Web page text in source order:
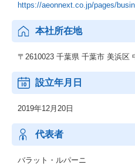
といったモダンな言語も多くなっ
フロントエンドのコードをAIがそ
りと、非常に画期的なツールです
le Agentspaceといったサービスを
キュリティチェックのプロセスが
以前は、各システムの手順に沿
を行い、承認を得るまでに非常に
した。
https://aeonnext.co.jp/pages/
本社所在地
〒2610023 千葉県 千葉市 美浜区
設立年月日
2019年12月20日
代表者
バラット・ルパーニ